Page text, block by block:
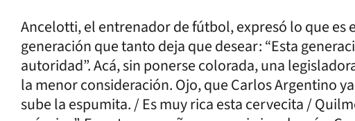
Ancelotti, el entrenador de fútbol, expresó lo que es
generación que tanto deja que desear: “Esta
autoridad”. Acá, sin ponerse colorada, una
la menor consideración. Ojo, que Carlos Argentino
sube la espumita. / Es muy rica esta cervecita /